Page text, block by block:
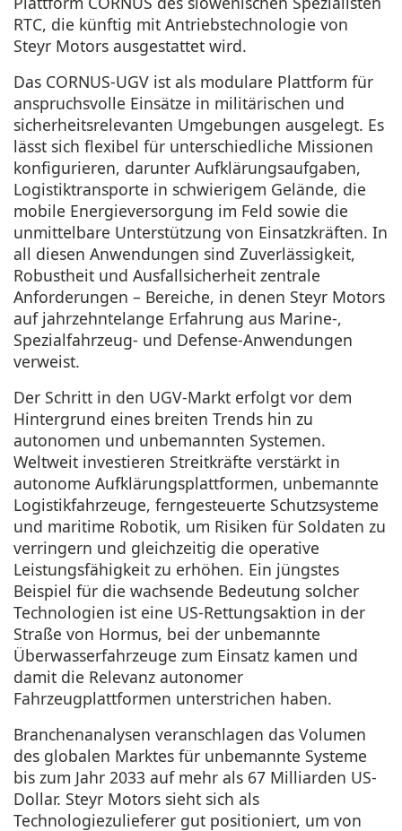
RTC, die künftig mit Antriebstechnologie von
Steyr Motors ausgestattet wird.
Das CORNUS-UGV ist als modulare Plattform für
anspruchsvolle Einsätze in militärischen und
sicherheitsrelevanten Umgebungen ausgelegt. Es
lässt sich flexibel für unterschiedliche Missionen
konfigurieren, darunter Aufklärungsaufgaben,
Logistiktransporte in schwierigem Gelände, die
mobile Energieversorgung im Feld sowie die
unmittelbare Unterstützung von Einsatzkräften. In
all diesen Anwendungen sind Zuverlässigkeit,
Robustheit und Ausfallsicherheit zentrale
Anforderungen – Bereiche, in denen Steyr Motors
auf jahrzehntelange Erfahrung aus Marine-,
Spezialfahrzeug- und Defense-Anwendungen
verweist.
Der Schritt in den UGV-Markt erfolgt vor dem
Hintergrund eines breiten Trends hin zu
autonomen und unbemannten Systemen.
Weltweit investieren Streitkräfte verstärkt in
autonome Aufklärungsplattformen, unbemannte
Logistikfahrzeuge, ferngesteuerte Schutzsysteme
und maritime Robotik, um Risiken für Soldaten zu
verringern und gleichzeitig die operative
Leistungsfähigkeit zu erhöhen. Ein jüngstes
Beispiel für die wachsende Bedeutung solcher
Technologien ist eine US-Rettungsaktion in der
Straße von Hormus, bei der unbemannte
Überwasserfahrzeuge zum Einsatz kamen und
damit die Relevanz autonomer
Fahrzeugplattformen unterstrichen haben.
Branchenanalysen veranschlagen das Volumen
des globalen Marktes für unbemannte Systeme
bis zum Jahr 2033 auf mehr als 67 Milliarden US-
Dollar. Steyr Motors sieht sich als
Technologiezulieferer gut positioniert, um von